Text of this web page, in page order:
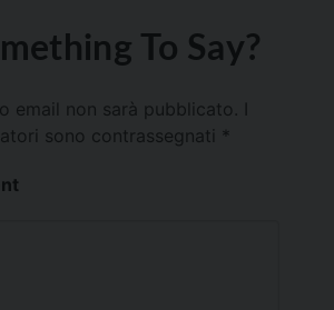
To Say?
email non sarà pubblicato.
sono contrassegnati *